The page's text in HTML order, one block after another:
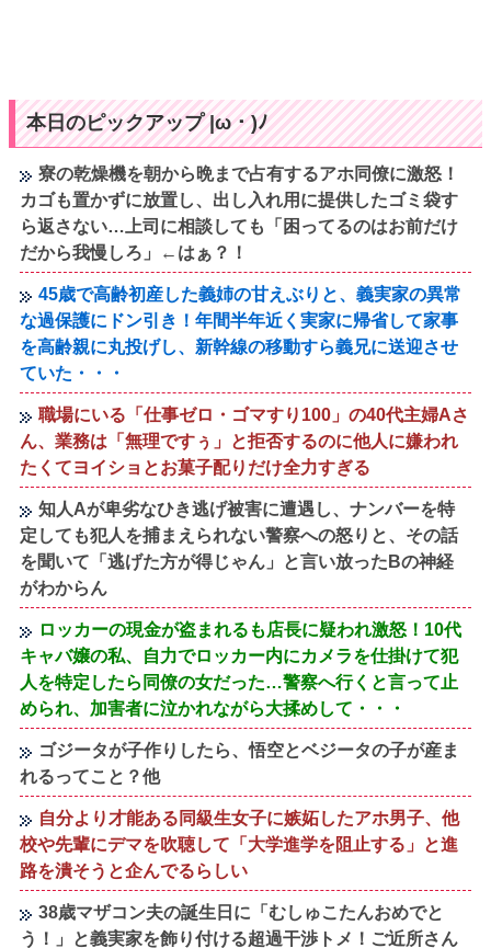
本日のピックアップ |ω・)ﾉ
寮の乾燥機を朝から晩まで占有するアホ同僚に激怒！
カゴも置かずに放置し、出し入れ用に提供したゴミ袋す
ら返さない…上司に相談しても「困ってるのはお前だけ
だから我慢しろ」←はぁ？！
45歳で高齢初産した義姉の甘えぶりと、義実家の異常
な過保護にドン引き！年間半年近く実家に帰省して家事
を高齢親に丸投げし、新幹線の移動すら義兄に送迎させ
ていた・・・
職場にいる「仕事ゼロ・ゴマすり100」の40代主婦Aさ
ん、業務は「無理ですぅ」と拒否するのに他人に嫌われ
たくてヨイショとお菓子配りだけ全力すぎる
知人Aが卑劣なひき逃げ被害に遭遇し、ナンバーを特
定しても犯人を捕まえられない警察への怒りと、その話
を聞いて「逃げた方が得じゃん」と言い放ったBの神経
がわからん
ロッカーの現金が盗まれるも店長に疑われ激怒！10代
キャバ嬢の私、自力でロッカー内にカメラを仕掛けて犯
人を特定したら同僚の女だった…警察へ行くと言って止
められ、加害者に泣かれながら大揉めして・・・
ゴジータが子作りしたら、悟空とベジータの子が産ま
れるってこと？他
自分より才能ある同級生女子に嫉妬したアホ男子、他
校や先輩にデマを吹聴して「大学進学を阻止する」と進
路を潰そうと企んでるらしい
38歳マザコン夫の誕生日に「むしゅこたんおめでと
う！」と義実家を飾り付ける超過干渉トメ！ご近所さん